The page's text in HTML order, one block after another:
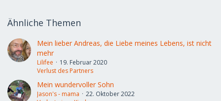
Ähnliche Themen
Mein lieber Andreas, die Liebe meines Lebens, ist nicht
mehr
Lilifee
19. Februar 2020
Verlust des Partners
Mein wundervoller Sohn
Jason's - mama
22. Oktober 2022